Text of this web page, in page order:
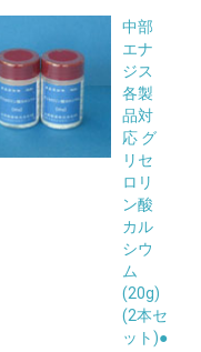
中部
エナ
ジス
各製
品対
応 グ
リセ
ロリ
ン酸
カル
シウ
ム
(20g)
(2本セ
ット)●